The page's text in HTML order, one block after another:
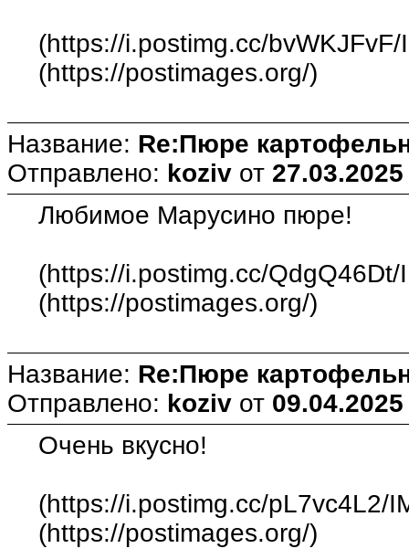
(https://i.postimg.cc/
(https://postimages.org/)
Название: Re:Пюре
Отправлено: koziv от
Любимое Марусино пюре!
(https://i.postimg.cc/QdgQ46Dt/
(https://postimages.org/)
Название: Re:Пюре
Отправлено: koziv от
Очень вкусно!
(https://i.postimg.cc/pL7vc4L2/
(https://postimages.org/)